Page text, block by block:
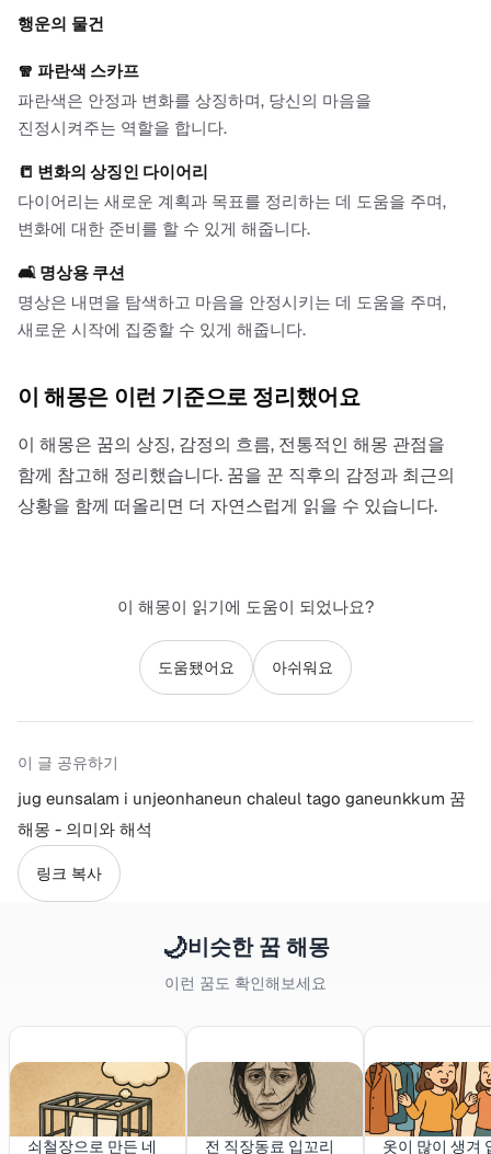
행운의 물건
🧣 파란색 스카프
파란색은 안정과 변화를 상징하며, 당신의 마음을
진정시켜주는 역할을 합니다.
📒 변화의 상징인 다이어리
다이어리는 새로운 계획과 목표를 정리하는 데 도움을 주며,
변화에 대한 준비를 할 수 있게 해줍니다.
🛋️ 명상용 쿠션
명상은 내면을 탐색하고 마음을 안정시키는 데 도움을 주며,
새로운 시작에 집중할 수 있게 해줍니다.
이 해몽은 이런 기준으로 정리했어요
이 해몽은 꿈의 상징, 감정의 흐름, 전통적인 해몽 관점을
함께 참고해 정리했습니다. 꿈을 꾼 직후의 감정과 최근의
상황을 함께 떠올리면 더 자연스럽게 읽을 수 있습니다.
이 해몽이 읽기에 도움이 되었나요?
도움됐어요 아쉬워요
이 글 공유하기
jug eunsalam i unjeonhaneun chaleul tago ganeunkkum 꿈
해몽 - 의미와 해석
링크 복사
🌙비슷한 꿈 해몽
이런 꿈도 확인해보세요
쇠철장으로 만든 네
전 직장동료 입꼬리
옷이 많이 생겨